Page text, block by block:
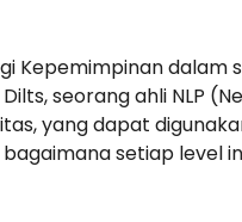
Kepemimpinan dalam
seorang ahli NLP
yang dapat
setiap level